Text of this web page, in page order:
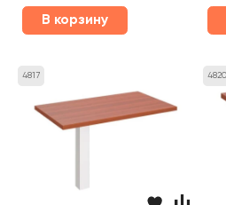
В корзину
4817 4820